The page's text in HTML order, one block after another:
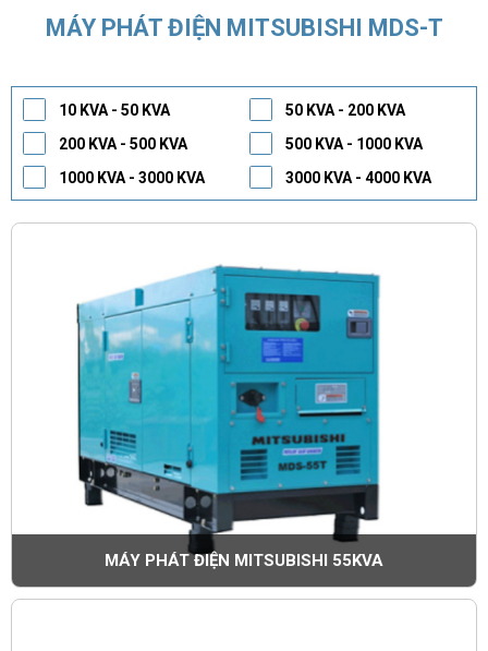
MÁY PHÁT ĐIỆN MITSUBISHI MDS-T
10 KVA - 50 KVA
50 KVA - 200 KVA
200 KVA - 500 KVA
500 KVA - 1000 KVA
1000 KVA - 3000 KVA
3000 KVA - 4000 KVA
MÁY PHÁT ĐIỆN MITSUBISHI 55KVA